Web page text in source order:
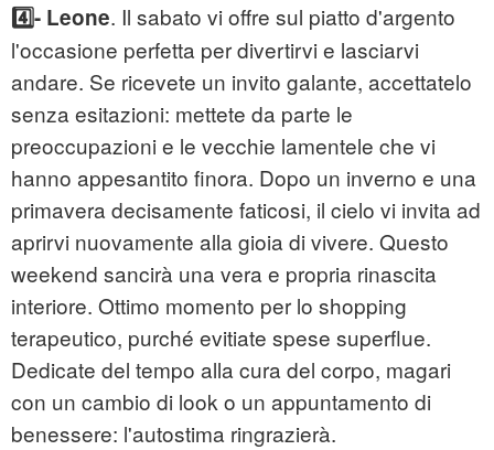
4️⃣- Leone. Il sabato vi offre sul piatto d'argento
l'occasione perfetta per divertirvi e lasciarvi
andare. Se ricevete un invito galante, accettatelo
senza esitazioni: mettete da parte le
preoccupazioni e le vecchie lamentele che vi
hanno appesantito finora. Dopo un inverno e una
primavera decisamente faticosi, il cielo vi invita ad
aprirvi nuovamente alla gioia di vivere. Questo
weekend sancirà una vera e propria rinascita
interiore. Ottimo momento per lo shopping
terapeutico, purché evitiate spese superflue.
Dedicate del tempo alla cura del corpo, magari
con un cambio di look o un appuntamento di
benessere: l'autostima ringrazierà.